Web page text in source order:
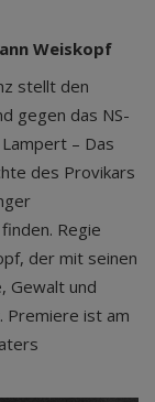
Weiskopf
stellt den
gegen das NS-
– Das
des Provikars
Regie
der mit seinen
Gewalt und
Premiere ist am